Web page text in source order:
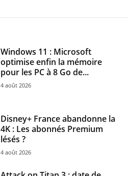
Windows 11 : Microsoft
optimise enfin la mémoire
pour les PC à 8 Go de...
4 août 2026
Disney+ France abandonne la
4K : Les abonnés Premium
lésés ?
4 août 2026